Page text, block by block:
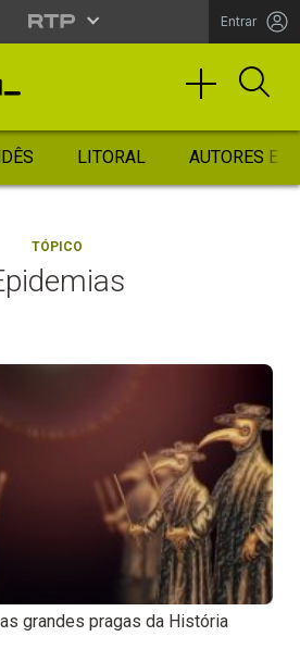
Entrar
LITORAL AUTORES
TÓPICO
grandes pragas da História